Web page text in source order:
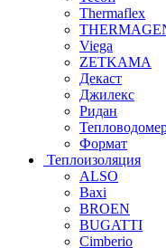
Thermaflex
Viega
ZETKAMA
Декаст
Джилекс
Ридан
Формат
Теплоизоляция
ALSO
Baxi
BROEN
BUGATTI
Cimberio